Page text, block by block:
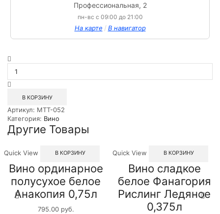
Профессиональная, 2
пн-вс с 09:00 до 21:00
На карте / В навигатор
товара
Вино
выдержанное
белое
Лугана
Альбино
Армани
В КОРЗИНУ
Артикул: MTT-052
Категория: Вино
Другие Товары
Quick View В КОРЗИНУ
Вино ординарное
полусухое белое
Анакопия 0,75л
795.00 руб.
Quick View В КОРЗИНУ
Вино сладкое
белое Фанагория
Рислинг Ледяное
0,375л